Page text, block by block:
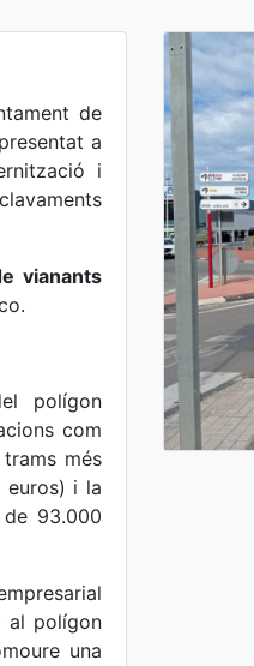
de
a
i
vianants
polígon
com
més
euros) i la
93.000
al polígon
una